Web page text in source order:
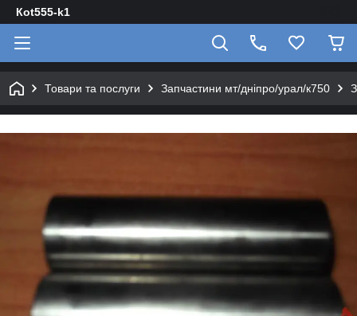
Кot555-k1
Товари та послуги Запчастини мт/дніпро/урал/к750